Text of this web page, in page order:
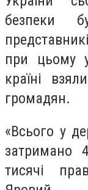
безпеки
при цьому
країні
громадян.
«Всього у
затримано
тисячі